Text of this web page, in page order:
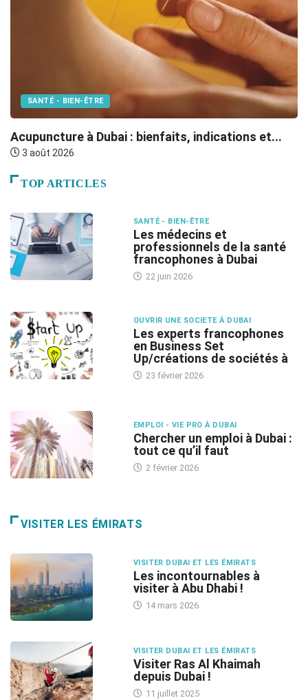
SANTÉ - BIEN-ÊTRE
Acupuncture à Dubai : bienfaits, indications et...
3 août 2026
TOP ARTICLES
SANTÉ - BIEN-ÊTRE
Les médecins et
professionnels de la santé
francophones à Dubai
22 juin 2026
OUVRIR UNE SOCIETE À DUBAI
Les experts francophones
en Business Set
Up/créations de sociétés à
23 février 2026
EMPLOI - VIE PRO À DUBAI
Chercher un emploi à Dubai :
tout ce qu’il faut
2 février 2026
VISITER LES ÉMIRATS
VISITER DUBAI ET LES ÉMIRATS
Les incontournables à
visiter à Abu Dhabi !
14 mars 2026
VISITER DUBAI ET LES ÉMIRATS
Visiter Ras Al Khaimah
depuis Dubai !
11 juillet 2025